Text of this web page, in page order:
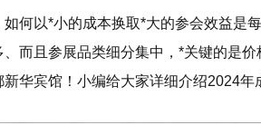
何以*小的成本换取*大的参会效益是
而且参展品类细分集中，*关键的是
华宾馆！小编给大家详细介绍2024年